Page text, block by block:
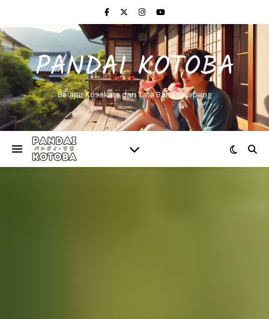
PANDAI KOTOBA
Belajar Kosakata dan Tata Bahasa Jepang